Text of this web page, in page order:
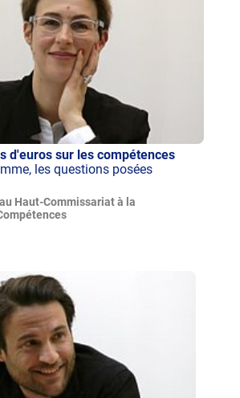
d'euros sur les compétences
les questions posées
Haut-Commissariat à la